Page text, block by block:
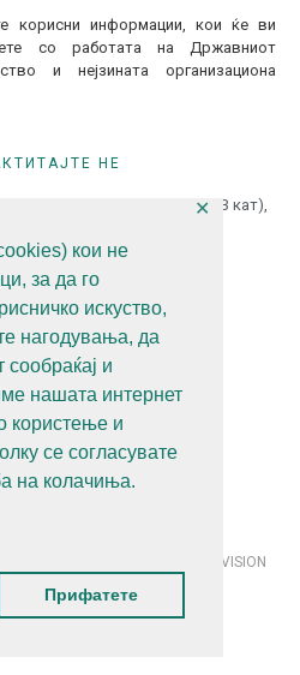
кои не
за да го
искуство,
нагодувања, да
и
нашата интернет
користење и
се согласувате
на колачиња.
Прифатете
✕
корисни информации, кои ќе ви
со работата на Државниот
и нејзината организациона
НЕ
Радио Телевизија 13 кат),
(0)2 3121 462
за приватност
земјоделство | Developed by VISION